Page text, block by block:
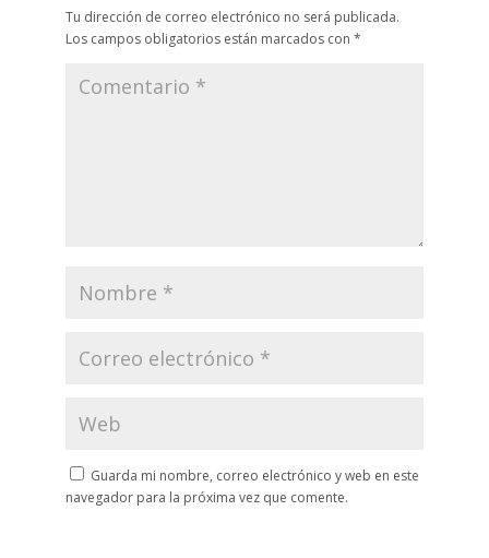
Tu dirección de correo electrónico no será publicada.
Los campos obligatorios están marcados con *
Guarda mi nombre, correo electrónico y web en este
navegador para la próxima vez que comente.